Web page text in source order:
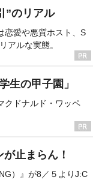
”のリアル
恋愛や悪質ホスト、S
アルな実態。
生の甲子園」
クドナルド・ワッペ
止まらん！
）』が8／５よりJ:C